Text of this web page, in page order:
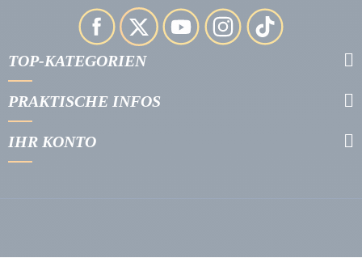
TOP-KATEGORIEN
PRAKTISCHE INFOS
IHR KONTO